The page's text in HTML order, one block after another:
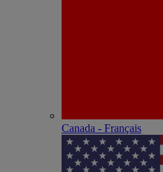
Canada - Français